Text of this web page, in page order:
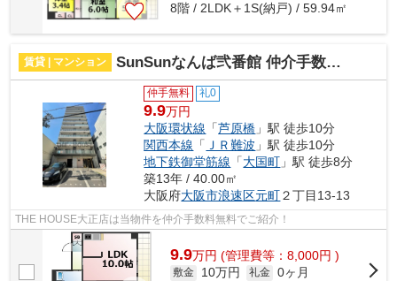
8階 / 2LDK＋1S(納戸) / 59.94㎡
賃貸 | マンション SunSunなんば弐番館 仲介手数料無料
仲手無料 礼0
9.9万円
大阪環状線 「芦原橋 」駅 徒歩10分
関西本線 「 ＪＲ難波 」駅 徒歩10分
地下鉄御堂筋線 「大国町 」駅 徒歩8分
築13年 / 40.00㎡
大阪府大阪市浪速区元町２丁目13-13
THE HOUSE大正店は当物件を仲介手数料無料でご紹介！
9.9万円 (管理費等：8,000円 )
敷金 10万円 礼金 0ヶ月